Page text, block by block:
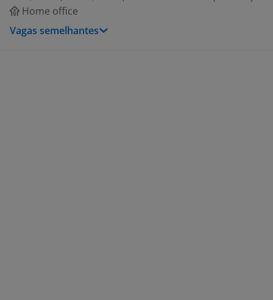
Home office
Vagas semelhantes